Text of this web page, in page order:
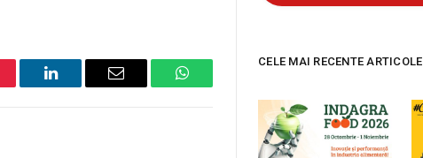
LinkedIn Email WhatsApp
CELE MAI RECENTE ARTICOLE